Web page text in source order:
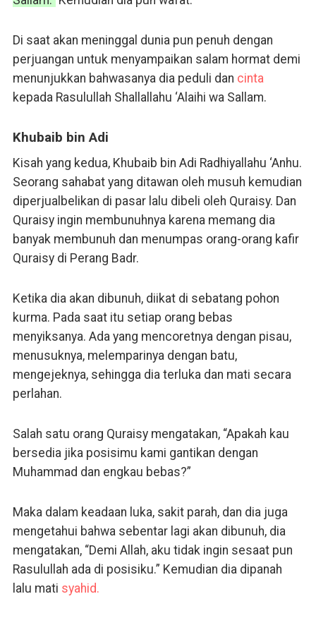
Di saat akan meninggal dunia pun penuh dengan
perjuangan untuk menyampaikan salam hormat demi
menunjukkan bahwasanya dia peduli dan cinta
kepada Rasulullah Shallallahu ‘Alaihi wa Sallam.
Khubaib bin Adi
Kisah yang kedua, Khubaib bin Adi Radhiyallahu ‘Anhu.
Seorang sahabat yang ditawan oleh musuh kemudian
diperjualbelikan di pasar lalu dibeli oleh Quraisy. Dan
Quraisy ingin membunuhnya karena memang dia
banyak membunuh dan menumpas orang-orang kafir
Quraisy di Perang Badr.
Ketika dia akan dibunuh, diikat di sebatang pohon
kurma. Pada saat itu setiap orang bebas
menyiksanya. Ada yang mencoretnya dengan pisau,
menusuknya, melemparinya dengan batu,
mengejeknya, sehingga dia terluka dan mati secara
perlahan.
Salah satu orang Quraisy mengatakan, “Apakah kau
bersedia jika posisimu kami gantikan dengan
Muhammad dan engkau bebas?”
Maka dalam keadaan luka, sakit parah, dan dia juga
mengetahui bahwa sebentar lagi akan dibunuh, dia
mengatakan, “Demi Allah, aku tidak ingin sesaat pun
Rasulullah ada di posisiku.” Kemudian dia dipanah
lalu mati syahid.